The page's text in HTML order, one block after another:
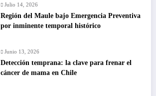
Julio 14, 2026
Región del Maule bajo Emergencia Preventiva
por inminente temporal histórico
Junio 13, 2026
Detección temprana: la clave para frenar el
cáncer de mama en Chile